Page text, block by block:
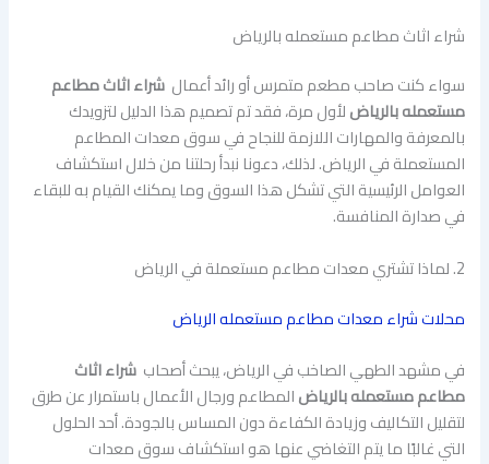
شراء اثاث مطاعم مستعمله بالرياض
سواء كنت صاحب مطعم متمرس أو رائد أعمالشراء اثاث مطاعم
مستعمله بالرياضلأول مرة، فقد تم تصميم هذا الدليل لتزويدك
بالمعرفة والمهارات اللازمة للنجاح في سوق معدات المطاعم
المستعملة في الرياض. لذلك، دعونا نبدأ رحلتنا من خلال استكشاف
العوامل الرئيسية التي تشكل هذا السوق وما يمكنك القيام به للبقاء
في صدارة المنافسة.
2. لماذا تشتري معدات مطاعم مستعملة في الرياض
محلات شراء معدات مطاعم مستعمله الرياض
في مشهد الطهي الصاخب في الرياض، يبحث أصحابشراء اثاث
مطاعم مستعمله بالرياضالمطاعم ورجال الأعمال باستمرار عن طرق
لتقليل التكاليف وزيادة الكفاءة دون المساس بالجودة. أحد الحلول
التي غالبًا ما يتم التغاضي عنها هو استكشاف سوق معدات